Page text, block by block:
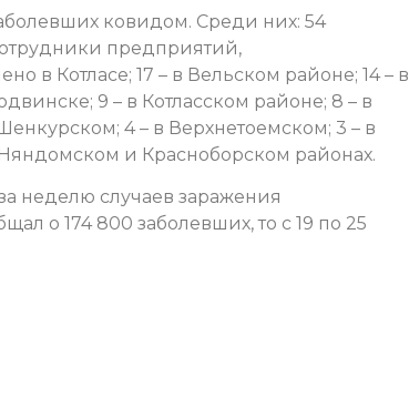
ковидом. Среди них: 54
предприятий,
в Котласе; 17 – в Вельском районе; 14 – в
9 – в Котласском районе; 8 – в
4 – в Верхнетоемском; 3 – в
и Красноборском районах.
неделю случаев заражения
о 174 800 заболевших, то с 19 по 25